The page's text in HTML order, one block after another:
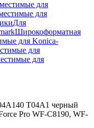
для
для
Для
Широкоформатная
для Konica-
для
для
T04A1 черный
Pro WF-C8190, WF-